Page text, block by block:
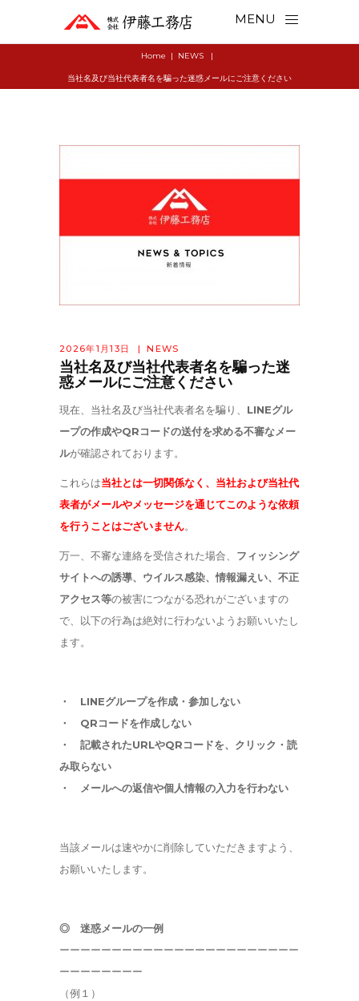
MENU
Home | NEWS |
当社名及び当社代表者名を騙った迷惑メールにご注意ください
2026年1月13日 NEWS
当社名及び当社代表者名を騙った迷
惑メールにご注意ください
現在、当社名及び当社代表者名を騙り、 LINEグル
ープの作成やQRコードの送付を求める不審なメー
ルが確認されております。
これらは当社とは一切関係なく、当社および当社代
表者がメールやメッセージを通じてこのような依頼
を行うことはございません。
万一、不審な連絡を受信された場合、 フィッシング
サイトへの誘導、ウイルス感染、情報漏えい、不正
アクセス等の被害につながる恐れがございますの
で、以下の行為は絶対に行わないようお願いいたし
ます。
・ LINEグループを作成・参加しない
・ QRコードを作成しない
・ 記載されたURLやQRコードを、クリック・読
み取らない
・ メールへの返信や個人情報の入力を行わない
当該メールは速やかに削除していただきますよう、
お願いいたします。
◎ 迷惑メールの一例
ーーーーーーーーーーーーーーーーーーーーーーー
ーーーーーーーー
（例１）